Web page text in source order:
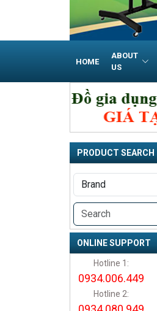
HOME
ABOUT
US
PRODUCT SEARCH
ONLINE SUPPORT
Hotline 1:
0934.006.449
Hotline 2: